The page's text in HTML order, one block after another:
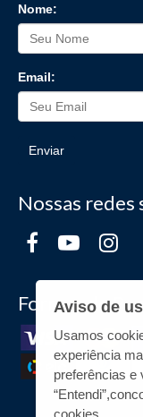
Nome:
Email:
Enviar
Nossas redes
Formas de
Aviso de
Usamos
experiência
preferências e
cookies.